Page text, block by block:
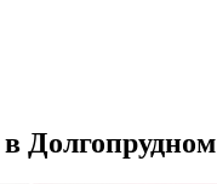
Долгопрудном